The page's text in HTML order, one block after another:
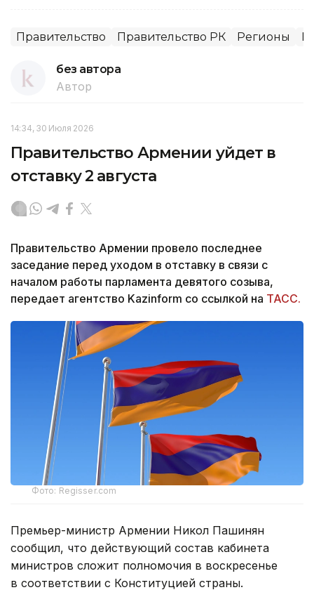
Правительство Правительство РК Регионы
без автора
Автор
14:34, 30 Июля 2026
Правительство Армении уйдет в
отставку 2 августа
Правительство Армении провело последнее
заседание перед уходом в отставку в связи с
началом работы парламента девятого созыва,
передает агентство Kazinform со ссылкой на ТАСС.
Фото: Regisser.com
Премьер-министр Армении Никол Пашинян
сообщил, что действующий состав кабинета
министров сложит полномочия в воскресенье
в соответствии с Конституцией страны.